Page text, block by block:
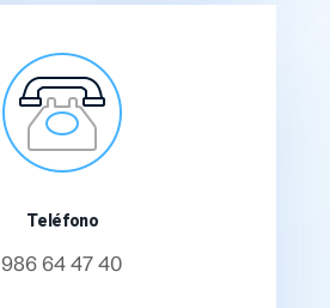
Teléfono
986 64 47 40